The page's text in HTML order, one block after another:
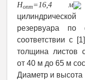
Hопт=16,4 м
резервуара по
соответствии с
толщина листов
от 40 м до 65 м
Диаметр и высота